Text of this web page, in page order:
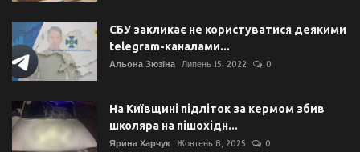
СБУ закликає не користуватися деякими
telegram-каналами...
Альона Зюзіна Липень 15, 2022 0
На Київщині підліток за кермом збив
школяра на пішохідн...
Ярина Харчук Жовтень 8, 2025 0